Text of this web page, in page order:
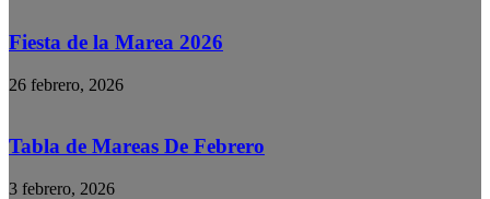
Fiesta de la Marea 2026
26 febrero, 2026
Tabla de Mareas De Febrero
3 febrero, 2026